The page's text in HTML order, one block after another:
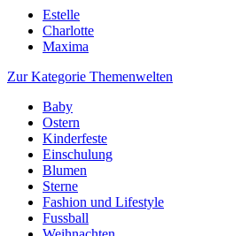
Estelle
Charlotte
Maxima
Zur Kategorie Themenwelten
Baby
Ostern
Kinderfeste
Einschulung
Blumen
Sterne
Fashion und Lifestyle
Fussball